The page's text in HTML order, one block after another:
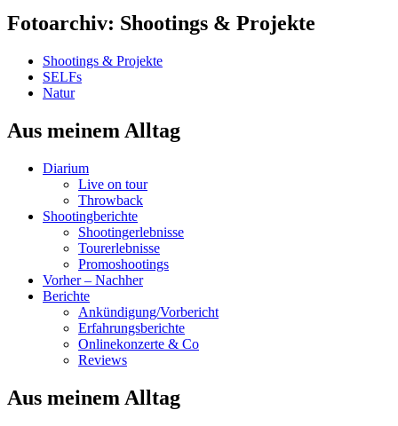
Fotoarchiv: Shootings & Projekte
Shootings & Projekte
SELFs
Natur
Aus meinem Alltag
Diarium
Live on tour
Throwback
Shootingberichte
Shootingerlebnisse
Tourerlebnisse
Promoshootings
Vorher – Nachher
Berichte
Ankündigung/Vorbericht
Erfahrungsberichte
Onlinekonzerte & Co
Reviews
Aus meinem Alltag